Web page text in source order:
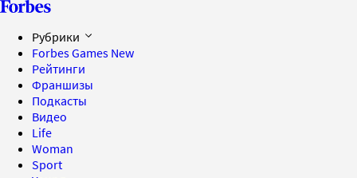
Рубрики
Forbes Games New
Рейтинги
Франшизы
Подкасты
Видео
Life
Woman
Sport